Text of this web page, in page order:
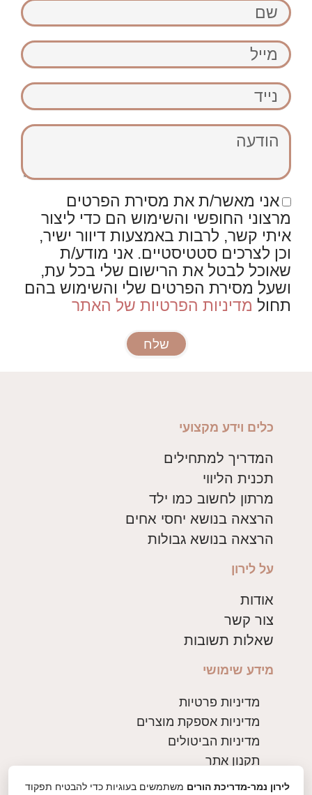
שם
מייל
נייד
הודעה
אני מאשר/ת את מסירת הפרטים
מרצוני החופשי והשימוש הם כדי ליצור
איתי קשר, לרבות באמצעות דיוור ישיר,
וכן לצרכים סטטיסטיים. אני מודע/ת
שאוכל לבטל את הרישום שלי בכל עת,
ושעל מסירת הפרטים שלי והשימוש בהם
תחול מדיניות הפרטיות של האתר
שלח
כלים וידע מקצועי
המדריך למתחילים
תכנית הליווי
מרתון לחשוב כמו ילד
הרצאה בנושא יחסי אחים
הרצאה בנושא גבולות
על לירון
אודות
צור קשר
שאלות תשובות
מידע שימושי
מדיניות פרטיות
מדיניות אספקת מוצרים
מדיניות הביטולים
תקנון אתר
צרו קשר
לירון נמר-מדריכת הורים משתמשים בעוגיות כדי להבטיח תפקוד